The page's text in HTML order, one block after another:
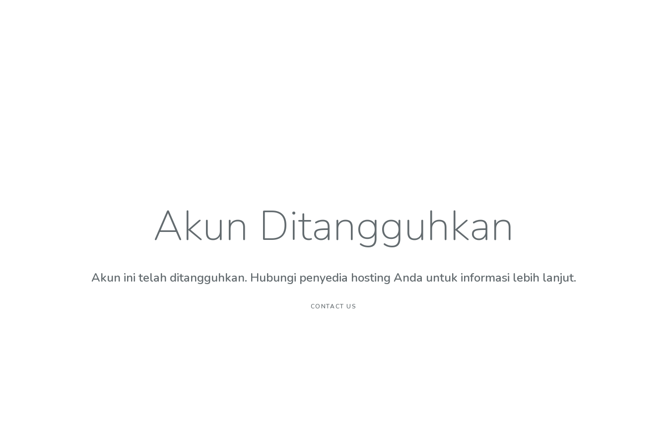
Akun Ditangguhkan
Akun ini telah ditangguhkan. Hubungi penyedia hosting Anda untuk informasi lebih lanjut.
CONTACT US